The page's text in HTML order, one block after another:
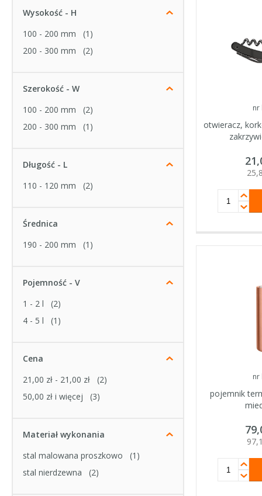
Wysokość - H
100 - 200 mm
(1)
200 - 300 mm
(2)
Szerokość - W
100 - 200 mm
(2)
200 - 300 mm
(1)
Długość - L
110 - 120 mm
(2)
Średnica
190 - 200 mm
(1)
Pojemność - V
1 - 2 l
(2)
4 - 5 l
(1)
Cena
21,00 zł - 21,00 zł
(2)
50,00 zł i więcej (3)
Materiał wykonania
stal malowana proszkowo
(1)
stal nierdzewna
(2)
nr
otwieracz,
nr
pojemnik